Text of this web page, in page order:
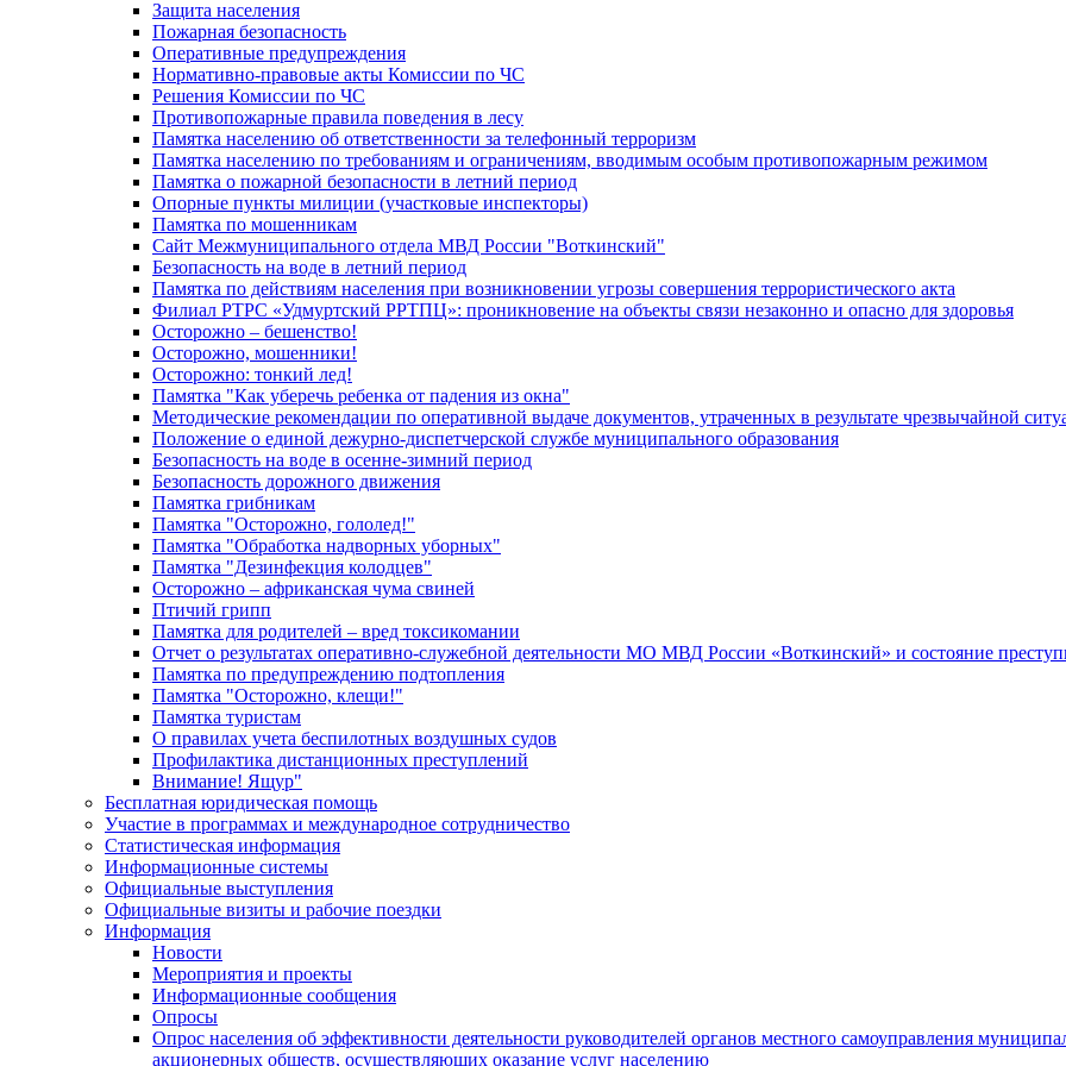
Защита населения
Пожарная безопасность
Оперативные предупреждения
Нормативно-правовые акты Комиссии по ЧС
Решения Комиссии по ЧС
Противопожарные правила поведения в лесу
Памятка населению об ответственности за телефонный терроризм
Памятка населению по требованиям и ограничениям, вводимым особым противопожарным режимом
Памятка о пожарной безопасности в летний период
Опорные пункты милиции (участковые инспекторы)
Памятка по мошенникам
Сайт Межмуниципального отдела МВД России "Воткинский"
Безопасность на воде в летний период
Памятка по действиям населения при возникновении угрозы совершения террористического акта
Филиал РТРС «Удмуртский РРТПЦ»: проникновение на объекты связи незаконно и опасно для здоровья
Осторожно – бешенство!
Осторожно, мошенники!
Осторожно: тонкий лед!
Памятка "Как уберечь ребенка от падения из окна"
Методические рекомендации по оперативной выдаче документов, утраченных в результате чрезвычайной
Положение о единой дежурно-диспетчерской службе муниципального образования
Безопасность на воде в осенне-зимний период
Безопасность дорожного движения
Памятка грибникам
Памятка "Осторожно, гололед!"
Памятка "Обработка надворных уборных"
Памятка "Дезинфекция колодцев"
Осторожно – африканская чума свиней
Птичий грипп
Памятка для родителей – вред токсикомании
Отчет о результатах оперативно-служебной деятельности МО МВД России «Воткинский» и состояние
Памятка по предупреждению подтопления
Памятка "Осторожно, клещи!"
Памятка туристам
О правилах учета беспилотных воздушных судов
Профилактика дистанционных преступлений
Внимание! Ящур"
Бесплатная юридическая помощь
Участие в программах и международное сотрудничество
Статистическая информация
Информационные системы
Официальные выступления
Официальные визиты и рабочие поездки
Информация
Новости
Мероприятия и проекты
Информационные сообщения
Опросы
Опрос населения об эффективности деятельности руководителей органов местного самоуправления
акционерных обществ, осуществляющих оказание услуг населению